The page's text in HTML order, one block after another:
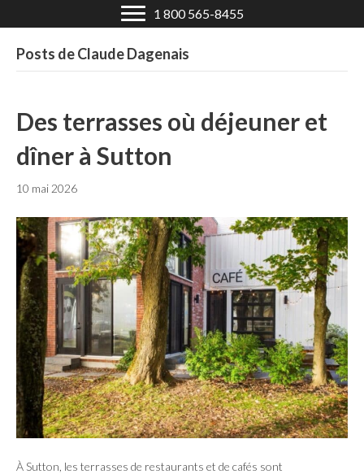
1 800 565-8455
Posts de Claude Dagenais
Des terrasses où déjeuner et
dîner à Sutton
10 mai 2026
À Sutton, les terrasses de restaurants et de cafés sont